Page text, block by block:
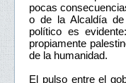
pocas
o de la Alcaldía de
político es
propiamente
de la humanidad.
El pulso entre el